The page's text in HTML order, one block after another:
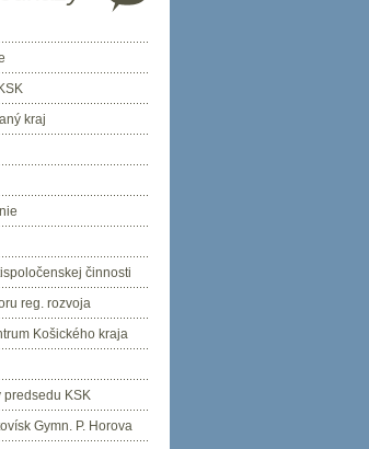
kraj
činnosti
reg. rozvoja
Košického kraja
predsedu KSK
Gymn. P. Horova